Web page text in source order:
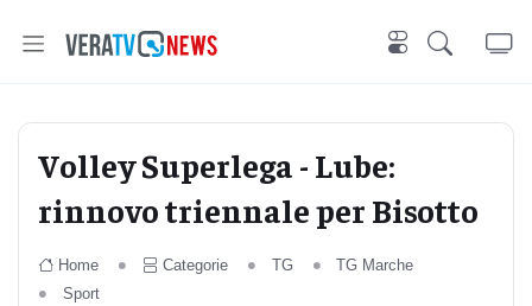
Volley Superlega - Lube:
rinnovo triennale per Bisotto
Home Categorie TG
TG Marche
Sport